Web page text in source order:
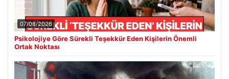
07/08/2026
Psikolojiye Göre Sürekli Teşekkür Eden Kişilerin Önemli
Ortak Noktası